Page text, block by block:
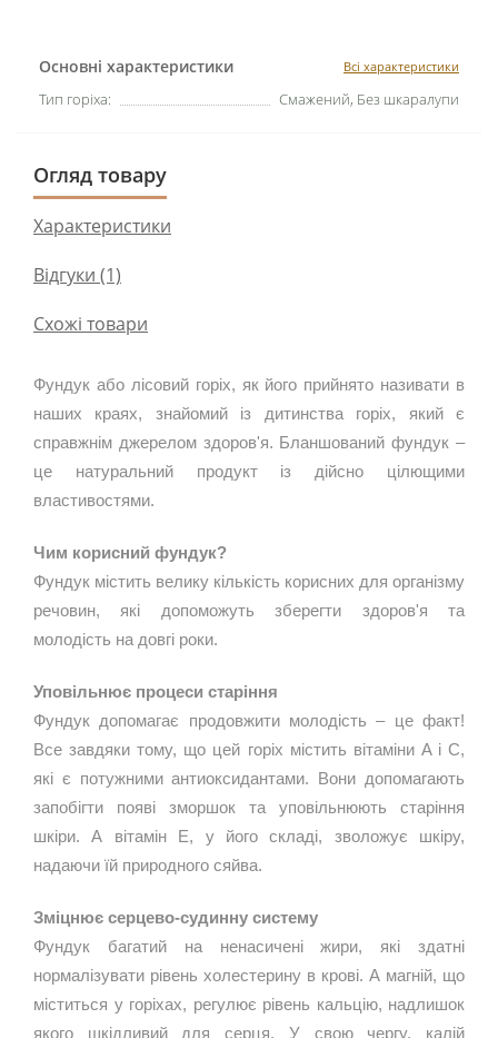
Основні характеристики Всі характеристики
Тип горіха: Смажений, Без шкаралупи
Огляд товару
Характеристики
Відгуки (1)
Схожі товари
Фундук або лісовий горіх, як його прийнято називати в
наших краях, знайомий із дитинства горіх, який є
справжнім джерелом здоров'я. Бланшований фундук –
це натуральний продукт із дійсно цілющими
властивостями.
Чим корисний фундук?
Фундук містить велику кількість корисних для організму
речовин, які допоможуть зберегти здоров'я та
молодість на довгі роки.
Уповільнює процеси старіння
Фундук допомагає продовжити молодість – це факт!
Все завдяки тому, що цей горіх містить вітаміни A і C,
які є потужними антиоксидантами. Вони допомагають
запобігти появі зморшок та уповільнюють старіння
шкіри. А вітамін E, у його складі, зволожує шкіру,
надаючи їй природного сяйва.
Зміцнює серцево-судинну систему
Фундук багатий на ненасичені жири, які здатні
нормалізувати рівень холестерину в крові. А магній, що
міститься у горіхах, регулює рівень кальцію, надлишок
якого шкідливий для серця. У свою чергу, калій